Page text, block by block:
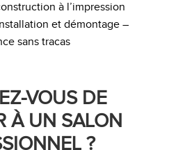
à l’impression
et démontage –
sans tracas
VOUS DE
À UN SALON
?